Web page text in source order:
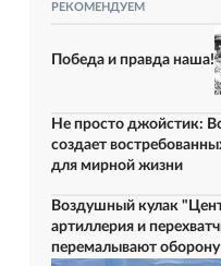
РЕКОМЕНДУЕМ
Победа и правда наша!
Не просто джойстик:
создает
для мирной жизни
Воздушный кулак
артиллерия и
перемалывают